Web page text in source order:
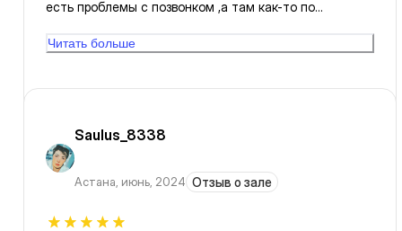
есть проблемы с позвонком ,а там как-то по
тренер,я побаиваюсь.
Читать больше
Saulus_8338
Астана, июнь, 2024 Отзыв о зале